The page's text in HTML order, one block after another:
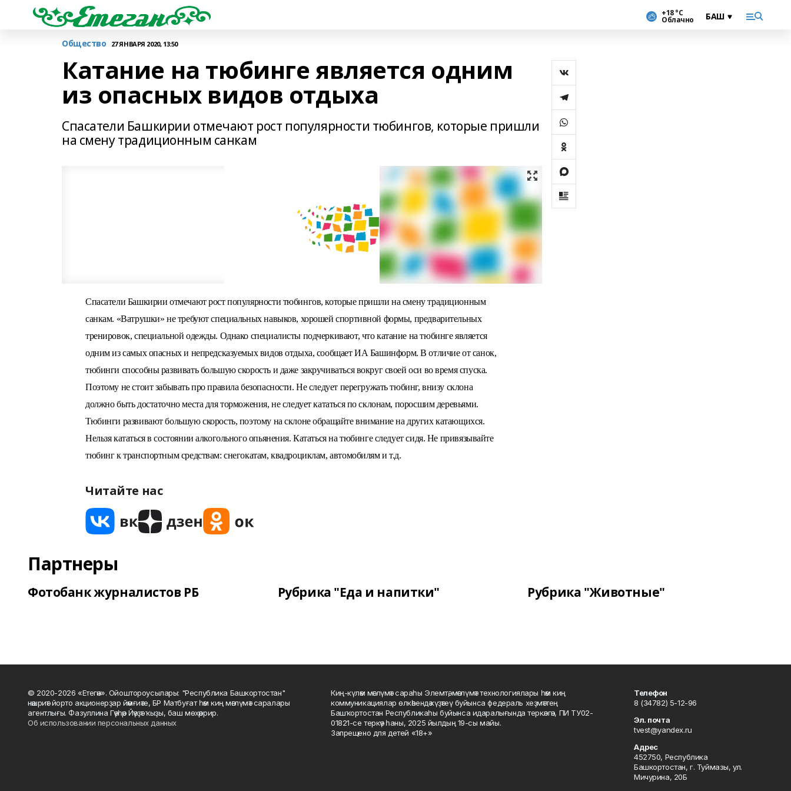
+18 °С
Облачно
Общество 27 ЯНВАРЯ 2020, 13:50
Катание на тюбинге является одним
из опасных видов отдыха
Спасатели Башкирии отмечают рост популярности тюбингов, которые пришли
на смену традиционным санкам
Спасатели Башкирии отмечают рост популярности тюбингов, которые пришли на смену традиционным
санкам. «Ватрушки» не требуют специальных навыков, хорошей спортивной формы, предварительных
тренировок, специальной одежды. Однако специалисты подчеркивают, что катание на тюбинге является
одним из самых опасных и непредсказуемых видов отдыха, сообщает ИА Башинформ.В отличие от санок,
тюбинги способны развивать большую скорость и даже закручиваться вокруг своей оси во время спуска.
Поэтому не стоит забывать про правила безопасности. Не следует перегружать тюбинг, внизу склона
должно быть достаточно места для торможения, не следует кататься по склонам, поросшим деревьями.
Тюбинги развивают большую скорость, поэтому на склоне обращайте внимание на других катающихся.
Нельзя кататься в состоянии алкогольного опьянения. Кататься на тюбинге следует сидя. Не привязывайте
тюбинг к транспортным средствам: снегокатам, квадроциклам, автомобилям и т.д.
Читайте нас
Партнеры
Фотобанк журналистов РБ Рубрика "Еда и напитки" Рубрика "Животные"
© 2020-2026 «Етегән». Ойоштороусылары: "Республика Башкортостан"
нәшриәт йорто акционерҙар йәмғиәте, БР Матбуғат һәм киң мәғлүмәт саралары
агентлығы. Фазуллина Гәүһәр Йәүҙәт ҡыҙы, баш мөхәррир.
Об использовании персональных данных
Киң-күләм мәғлүмәт сараһы Элемтә, мәғлүмәт технологиялары һәм киң
коммуникациялар өлкәһендә күҙәтеү буйынса федераль хеҙмәттең
Башҡортостан Республикаһы буйынса идаралығында теркәлгән, ПИ ТУ02-
01821-се теркәү һаны, 2025 йылдың 19-сы майы.
Запрещено для детей «18+»
Телефон
8 (34782) 5-12-96
Эл. почта
tvest@yandex.ru
Адрес
452750, Республика
Башкортостан, г. Туймазы, ул.
Мичурина, 20Б